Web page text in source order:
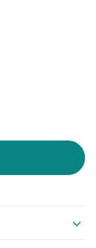
expand_more